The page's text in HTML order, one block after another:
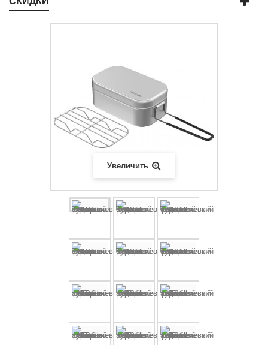
Увеличить